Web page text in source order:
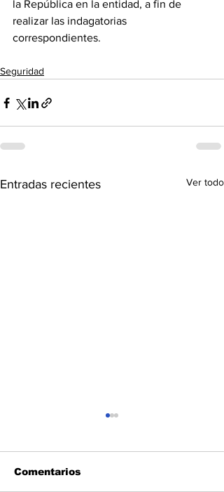
la República en la entidad, a fin de
realizar las indagatorias
correspondientes.
Seguridad
Entradas recientes Ver todo
Comentarios